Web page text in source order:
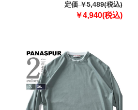
レイヤード Vネック 長袖 Tシャ
定価 ￥5,489(税込)
￥4,940(税込)